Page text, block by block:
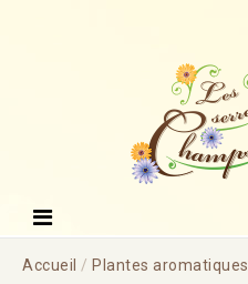
Accueil / Plantes aromatiques